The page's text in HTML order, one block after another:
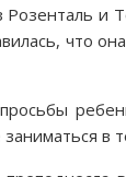
и
что
в